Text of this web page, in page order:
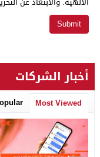
أخبار الشركات
Most Viewed